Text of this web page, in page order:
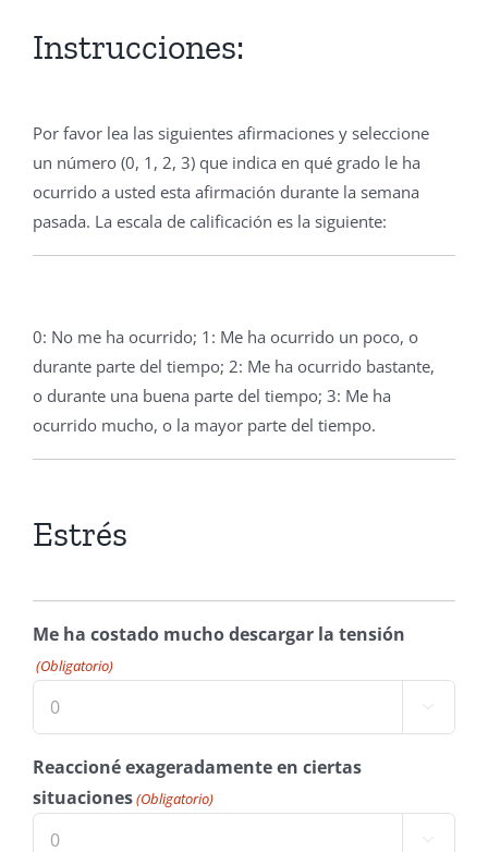
Instrucciones:
Por favor lea las siguientes afirmaciones y seleccione
un número (0, 1, 2, 3) que indica en qué grado le ha
ocurrido a usted esta afirmación durante la semana
pasada. La escala de calificación es la siguiente:
0: No me ha ocurrido; 1: Me ha ocurrido un poco, o
durante parte del tiempo; 2: Me ha ocurrido bastante,
o durante una buena parte del tiempo; 3: Me ha
ocurrido mucho, o la mayor parte del tiempo.
Estrés
Me ha costado mucho descargar la tensión
(Obligatorio)

Reaccioné exageradamente en ciertas
situaciones(Obligatorio)
